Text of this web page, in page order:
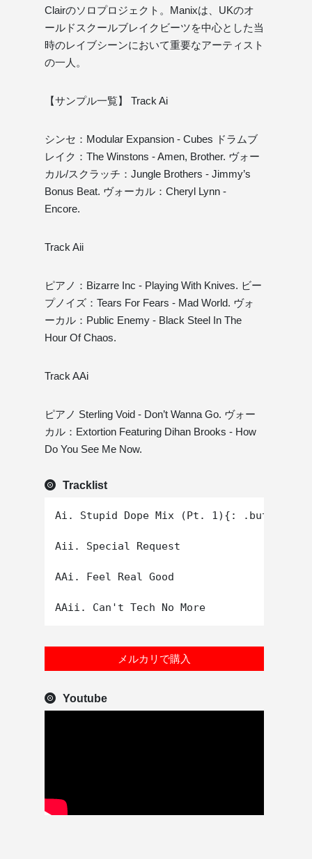
Clairのソロプロジェクト。Manixは、UKのオ
ールドスクールブレイクビーツを中心とした当
時のレイブシーンにおいて重要なアーティスト
の一人。
【サンプル一覧】 Track Ai
シンセ：Modular Expansion - Cubes ドラムブ
レイク：The Winstons - Amen, Brother. ヴォー
カル/スクラッチ：Jungle Brothers - Jimmy’s
Bonus Beat. ヴォーカル：Cheryl Lynn -
Encore.
Track Aii
ピアノ：Bizarre Inc - Playing With Knives. ビー
プノイズ：Tears For Fears - Mad World. ヴォ
ーカル：Public Enemy - Black Steel In The
Hour Of Chaos.
Track AAi
ピアノ Sterling Void - Don’t Wanna Go. ヴォー
カル：Extortion Featuring Dihan Brooks - How
Do You See Me Now.
Tracklist
Ai. Stupid Dope Mix (Pt. 1){: .button1}
Aii. Special Request
AAi. Feel Real Good
メルカリで購入
Youtube